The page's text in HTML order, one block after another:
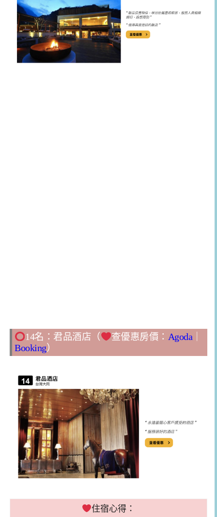
14名：君品酒店（ 查優惠房價： Agoda
Booking）
住宿心得：